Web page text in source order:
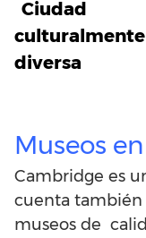
Ciudad
culturalmente
diversa
Museos
Cambridge es
cuenta también
museos de